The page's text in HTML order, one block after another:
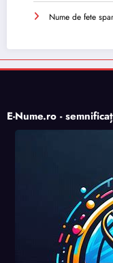
Nume de fete
E-Nume.ro -